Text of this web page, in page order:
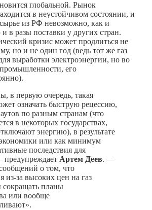
глобальной. Рынок
в неустойчивом состоянии, и
из РФ невозможно, как и
и в разы поставки у других стран.
кризис может продлиться не
но и не один год (ведь тот же газ
выработки электроэнергии, но во
его
в первую очередь, такая
означать быструю рецессию,
по разным странам (что
в некоторых государствах,
энергию), в результате
или как минимум
последствия для
предупреждает Артем Деев. —
о том, что
из-за высоких цен на газ
планы
или вообще